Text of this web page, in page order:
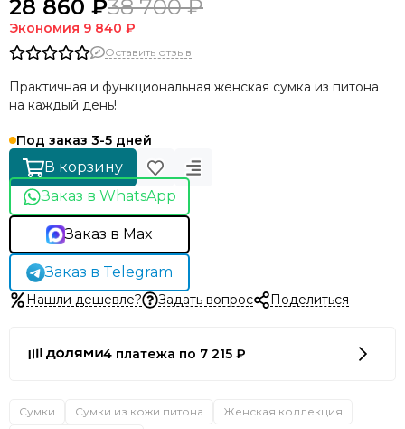
28 860 ₽38 700 ₽
Экономия 9 840 ₽
Оставить отзыв
Практичная и функциональная женская сумка из питона
на каждый день!
Под заказ 3-5 дней
В корзину
Заказ в WhatsApp
Заказ в Max
Заказ в Telegram
Нашли дешевле? Задать вопрос Поделиться
4 платежа по 7 215 ₽
Сумки Сумки из кожи питона
Женская коллекция